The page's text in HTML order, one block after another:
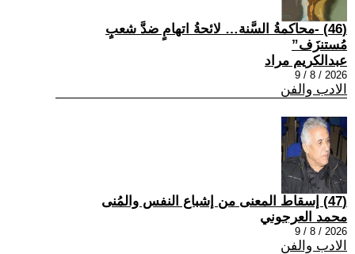
(46) -محاكمةُ السَّنة… لائحةُ اتهامٍ ضدَّ شعبٍ
مُستنزَف”
عبدالكريم مراد
2026 / 8 / 9
الادب والفن
(47) إسقاط المعنى من إشباع النفس والمُنى
محمد العرجوني
2026 / 8 / 9
الادب والفن